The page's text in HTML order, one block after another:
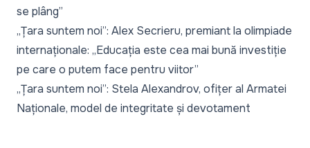
se plâng”
„Țara suntem noi”: Alex Secrieru, premiant la olimpiade
internaționale: „Educația este cea mai bună investiție
pe care o putem face pentru viitor”
„Țara suntem noi”: Stela Alexandrov, ofițer al Armatei
Naționale, model de integritate și devotament